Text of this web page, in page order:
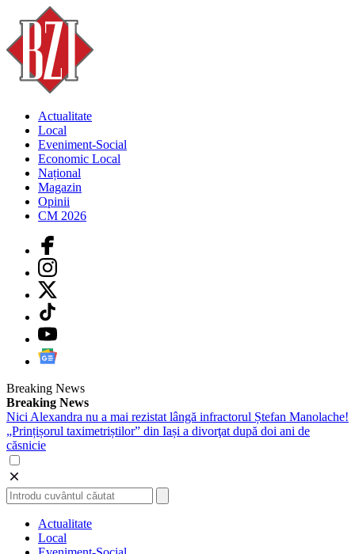
Actualitate
Local
Eveniment-Social
Economic Local
Național
Magazin
Opinii
CM 2026
Breaking News
Breaking News
Nici Alexandra nu a mai rezistat lângă infractorul Ștefan Manolache!
„Prințișorul taximetriștilor” din Iași a divorţat după doi ani de
căsnicie
Actualitate
Local